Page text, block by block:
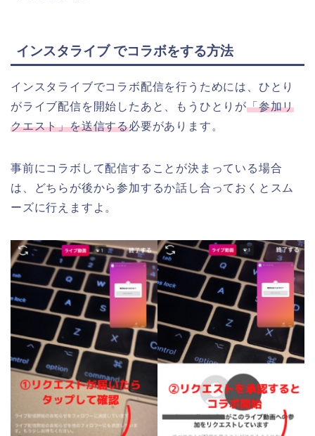
インスタライブ でコラボをする方法
インスタライブでコラボ配信を行うためには、ひとり
がライブ配信を開始したあと、もうひとりが「参加リ
クエスト」を送信する必要があります。
事前にコラボして配信することが決まっている場合
は、どちらが後から参加するか話し合っておくとスム
ーズに行えますよ。